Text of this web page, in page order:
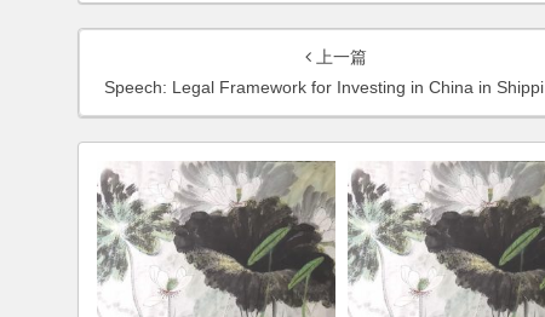
上一篇
Speech: Legal Framework for Investing in China in Shipping Related Industry